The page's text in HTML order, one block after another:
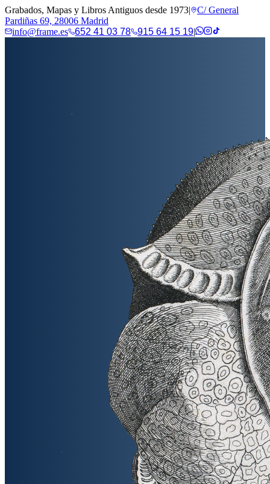
Grabados, Mapas y Libros Antiguos desde 1973|
C/ General
Pardiñas 69, 28006 Madrid
info@frame.es
652 41 03 78 915 64 15 19|